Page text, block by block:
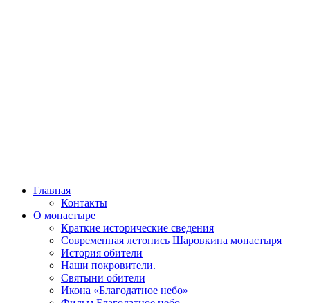
Главная
Контакты
О монастыре
Краткие исторические сведения
Современная летопись Шаровкина монастыря
История обители
Наши покровители.
Святыни обители
Икона «Благодатное небо»